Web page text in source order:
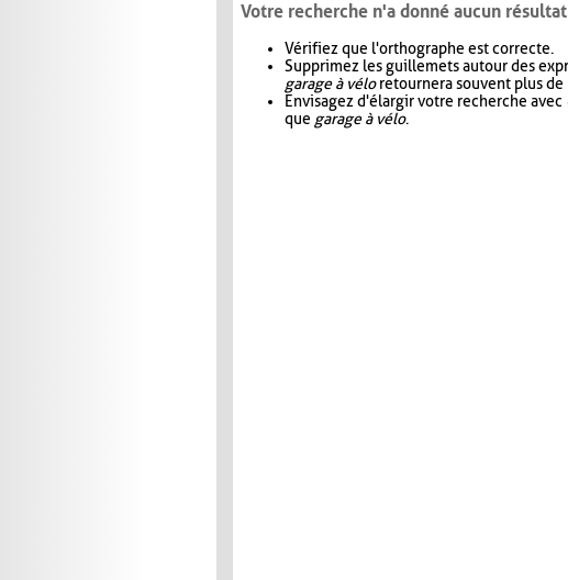
Votre recherche n'a donné aucun résultat
Vérifiez que l'orthographe est correcte.
Supprimez les guillemets autour des
garage à véloretournera souvent plus de
Envisagez d'élargir votre recherche avec
que garage à vélo.